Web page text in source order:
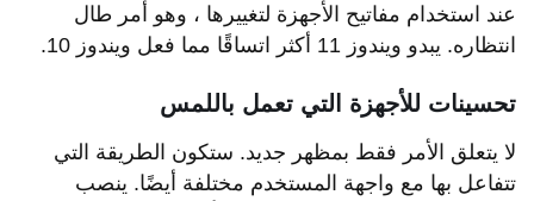
عند استخدام مفاتيح الأجهزة لتغييرها ، وهو أمر طال
انتظاره. يبدو ويندوز 11 أكثر اتساقًا مما فعل ويندوز 10.
تحسينات للأجهزة التي تعمل باللمس
لا يتعلق الأمر فقط بمظهر جديد. ستكون الطريقة التي
تتفاعل بها مع واجهة المستخدم مختلفة أيضًا. ينصب